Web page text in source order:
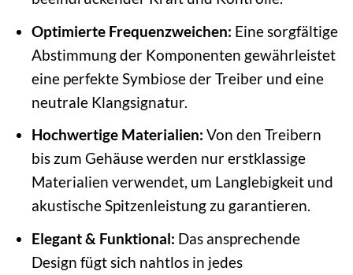
Optimierte Frequenzweichen: Eine sorgfältige
Abstimmung der Komponenten gewährleistet
eine perfekte Symbiose der Treiber und eine
neutrale Klangsignatur.
Hochwertige Materialien: Von den Treibern
bis zum Gehäuse werden nur erstklassige
Materialien verwendet, um Langlebigkeit und
akustische Spitzenleistung zu garantieren.
Elegant & Funktional: Das ansprechende
Design fügt sich nahtlos in jedes